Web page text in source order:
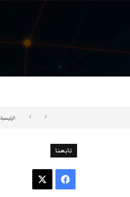
الرئيسية
تابعنا
فيسبوك